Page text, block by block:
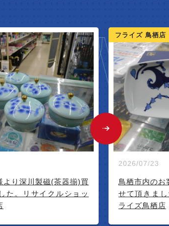
より源右衛門(皿)買取さ
リサイクルショップフ
フライズ 佐賀店
2026/07/28
佐賀市のお
せて頂きまし